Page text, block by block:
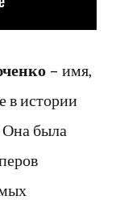
– имя,
в истории
была